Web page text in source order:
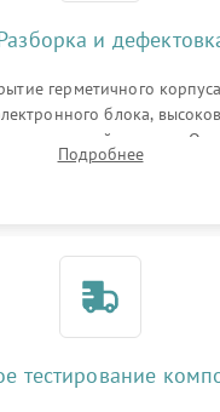
и
герметичного
блока,
и оптической системы.
проверка целостности
Подробнее
тестирование